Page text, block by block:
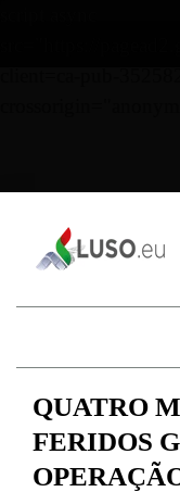
QUATRO
FERIDOS
Ano
Mês